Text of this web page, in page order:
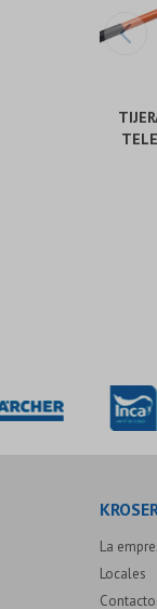
La
Locales
Contacto